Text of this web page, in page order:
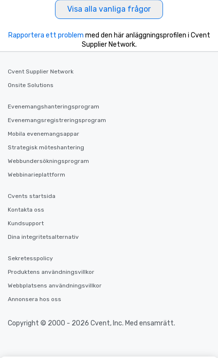
Visa alla vanliga frågor
Rapportera ett problem med den här anläggningsprofilen i Cvent
Supplier Network.
Cvent Supplier Network
Onsite Solutions
Evenemangshanteringsprogram
Evenemangsregistreringsprogram
Mobila evenemangsappar
Strategisk möteshantering
Webbundersökningsprogram
Webbinarieplattform
Cvents startsida
Kontakta oss
Kundsupport
Dina integritetsalternativ
Sekretesspolicy
Produktens användningsvillkor
Webbplatsens användningsvillkor
Annonsera hos oss
Copyright © 2000 - 2026 Cvent, Inc. Med ensamrätt.